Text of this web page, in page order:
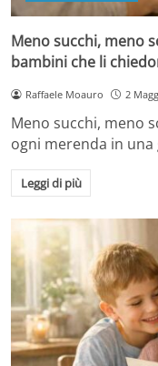
Meno succhi, meno
bambini che li
Raffaele Moauro 2
Meno succhi, meno
ogni merenda in
Leggi di più